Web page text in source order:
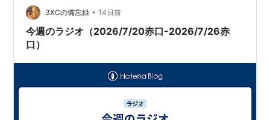
3XCの備忘録 • 14日前
今週のラジオ（2026/7/20赤口-2026/7/26赤
口）